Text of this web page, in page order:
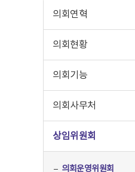
의회연혁
의회현황
의회기능
의회사무처
상임위원회
의회운영위원회